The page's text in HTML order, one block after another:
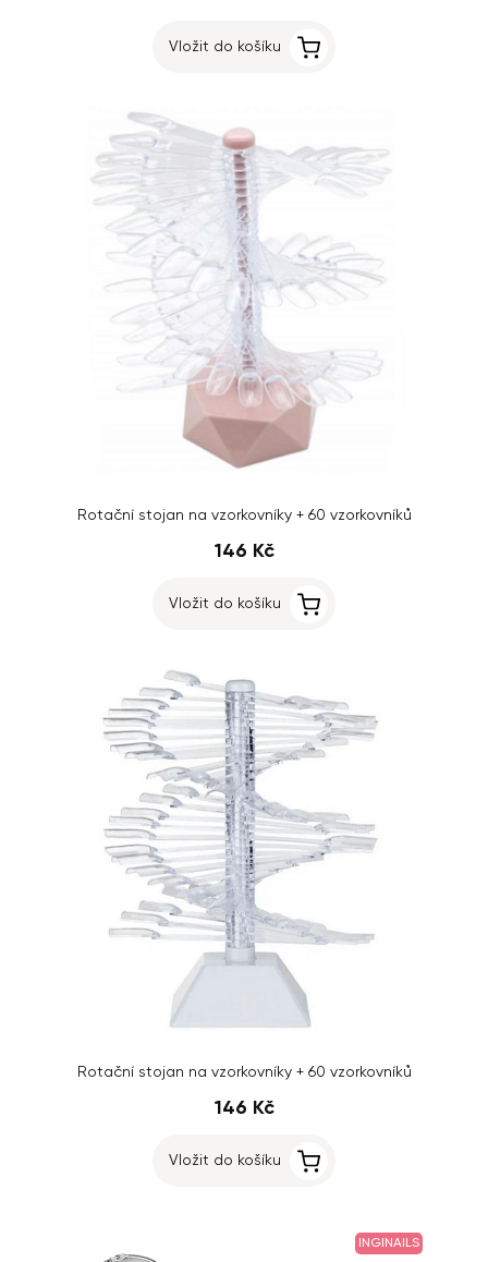
Vložit do košíku
Rotační stojan na vzorkovníky + 60 vzorkovníků
146 Kč
Vložit do košíku
Rotační stojan na vzorkovníky + 60 vzorkovníků
146 Kč
Vložit do košíku
INGINAILS